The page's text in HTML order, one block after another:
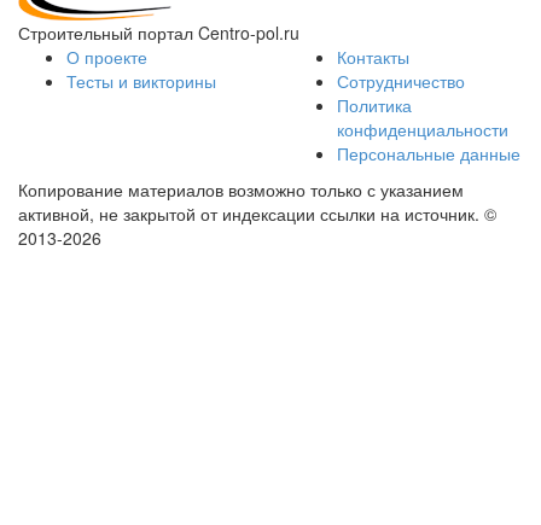
Строительный портал Centro-pol.ru
О проекте
Тесты и викторины
Контакты
Сотрудничество
Политика
конфиденциальности
Персональные данные
Копирование материалов возможно только с указанием
активной, не закрытой от индексации ссылки на источник. ©
2013-2026